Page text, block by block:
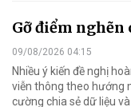
Gỡ điểm
09/08/2026 04:15
Nhiều ý kiến đề nghị
viễn thông theo hướng
cường chia sẻ dữ liệu